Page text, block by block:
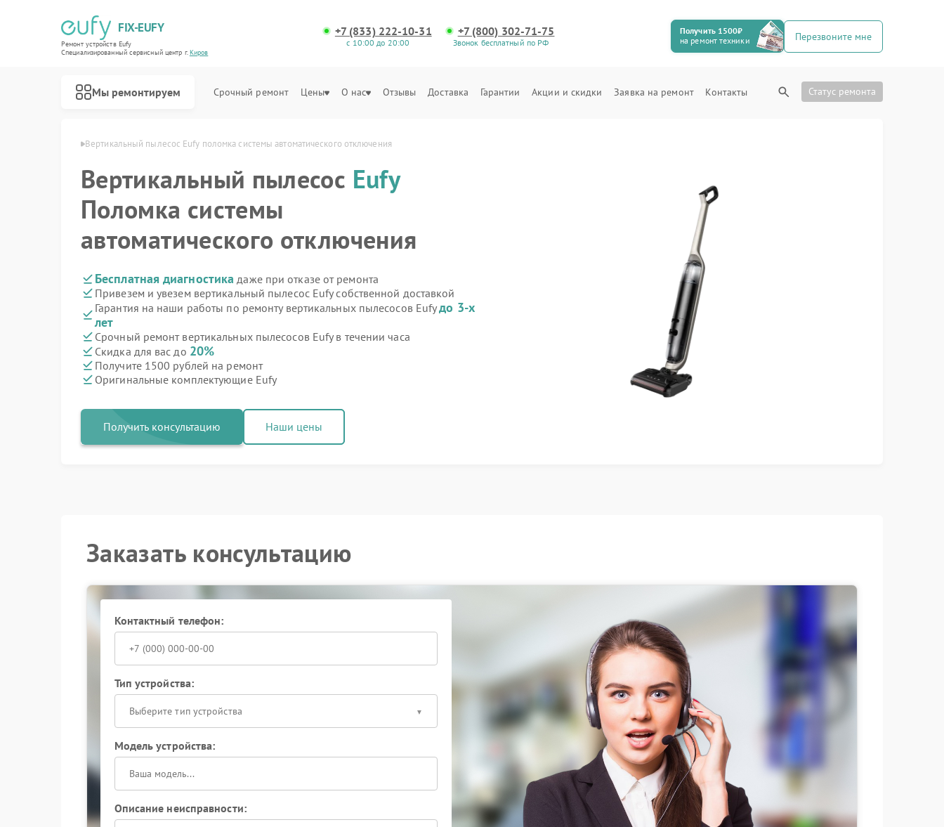
FIX-EUFY
Ремонт устройств Eufy
Специализированный cервисный центр г.Киров
+7 (833) 222-10-31
с 10:00 до 20:00
+7 (800) 302-71-75
Звонок бесплатный по РФ
Получить 1500₽
на ремонт техники
Перезвоните мне
Мы ремонтируем Срочный ремонт Цены О нас Отзывы Доставка Гарантии Акции и скидки Заявка на ремонт Контакты Статус ремонта
Eufy в Кирове Вертикальный пылесос Eufy поломка системы автоматического отключения
Вертикальный пылесос Eufy
Поломка системы
автоматического отключения
Бесплатная диагностика даже при отказе от ремонта
Привезем и увезем вертикальный пылесос Eufy собственной доставкой
Гарантия на наши работы по ремонту вертикальных пылесосов Eufyдо 3-х
лет
Срочный ремонт вертикальных пылесосов Eufy в течении часа
Скидка для вас до 20%
Получите 1500 рублей на ремонт
Оригинальные комплектующие Eufy
Получить консультацию Наши цены
Заказать консультацию
Контактный телефон:
Тип устройства:
Выберите тип устройства
Модель устройства:
Описание неисправности: